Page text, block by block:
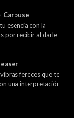
Carousel
esencia con la
por recibir al darle
feroces que te
una interpretación